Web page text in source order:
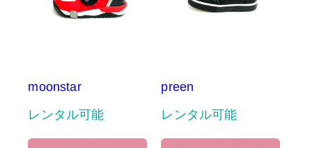
moonstar
レンタル可能
preen
レンタル可能